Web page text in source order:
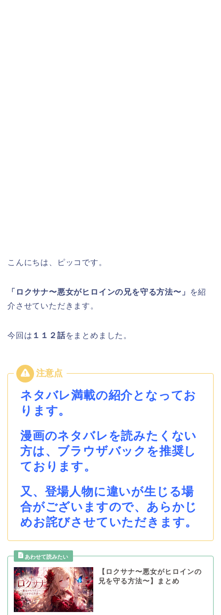
こんにちは、ピッコです。
「ロクサナ〜悪女がヒロインの兄を守る方法〜」
を紹
介させていただきます。
今回は １１２ 話をまとめました。
ネタバレ満載の紹介となってお
ります。
漫画のネタバレを読みたくない
方は、ブラウザバックを推奨し
ております。
又、登場人物に違いが生じる場
合がございますので、あらかじ
めお詫びさせていただきます。
【ロクサナ〜悪女がヒロインの
兄を守る方法〜】まとめ